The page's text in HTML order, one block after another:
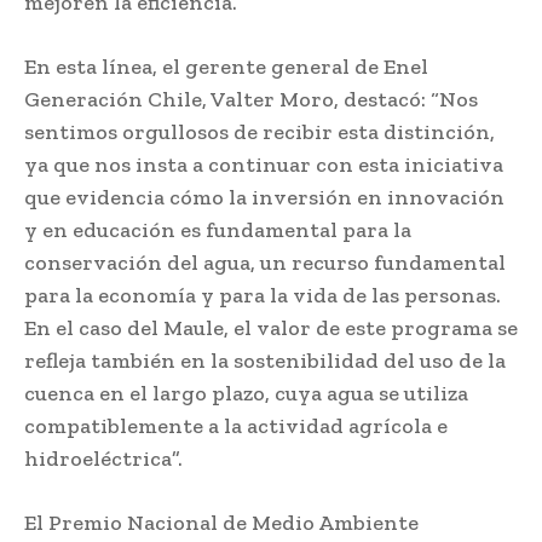
En esta línea, el gerente general de Enel
Generación Chile, Valter Moro, destacó: “Nos
sentimos orgullosos de recibir esta distinción,
ya que nos insta a continuar con esta iniciativa
que evidencia cómo la inversión en innovación
y en educación es fundamental para la
conservación del agua, un recurso fundamental
para la economía y para la vida de las personas.
En el caso del Maule, el valor de este programa se
refleja también en la sostenibilidad del uso de la
cuenca en el largo plazo, cuya agua se utiliza
compatiblemente a la actividad agrícola e
hidroeléctrica”.
El Premio Nacional de Medio Ambiente